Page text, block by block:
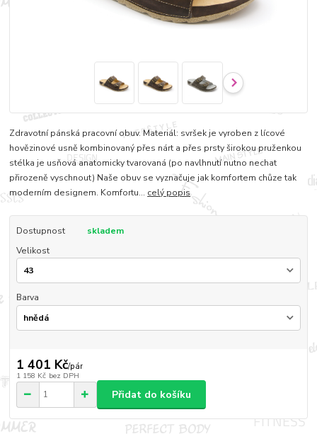
Zdravotní pánská pracovní obuv. Materiál: svršek je vyroben z lícové
hovězinové usně kombinovaný přes nárt a přes prsty širokou pruženkou
stélka je usňová anatomicky tvarovaná (po navlhnutí nutno nechat
přirozeně vyschnout) Naše obuv se vyznačuje jak komfortem chůze tak
moderním designem. Komfortu... celý popis
Dostupnost
skladem
Velikost
Barva
1 401 Kč/pár
1 158 Kč bez DPH
Přidat do košíku